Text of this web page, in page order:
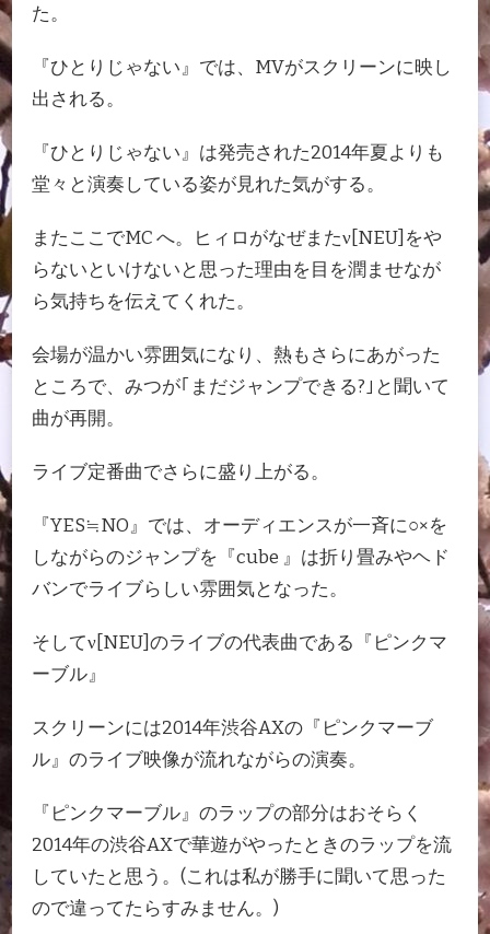
た。
『ひとりじゃない』では、MVがスクリーンに映し
出される。
『ひとりじゃない』は発売された2014年夏よりも
堂々と演奏している姿が見れた気がする。
またここでMC へ。ヒィロがなぜまたν[NEU]をや
らないといけないと思った理由を目を潤ませなが
ら気持ちを伝えてくれた。
会場が温かい雰囲気になり、熱もさらにあがった
ところで、みつが｢まだジャンプできる?｣と聞いて
曲が再開。
ライブ定番曲でさらに盛り上がる。
『YES≒NO』では、オーディエンスが一斉に○×を
しながらのジャンプを『cube 』は折り畳みやヘド
バンでライブらしい雰囲気となった。
そしてν[NEU]のライブの代表曲である『ピンクマ
ーブル』
スクリーンには2014年渋谷AXの『ピンクマーブ
ル』のライブ映像が流れながらの演奏。
『ピンクマーブル』のラップの部分はおそらく
2014年の渋谷AXで華遊がやったときのラップを流
していたと思う。(これは私が勝手に聞いて思った
ので違ってたらすみません。)